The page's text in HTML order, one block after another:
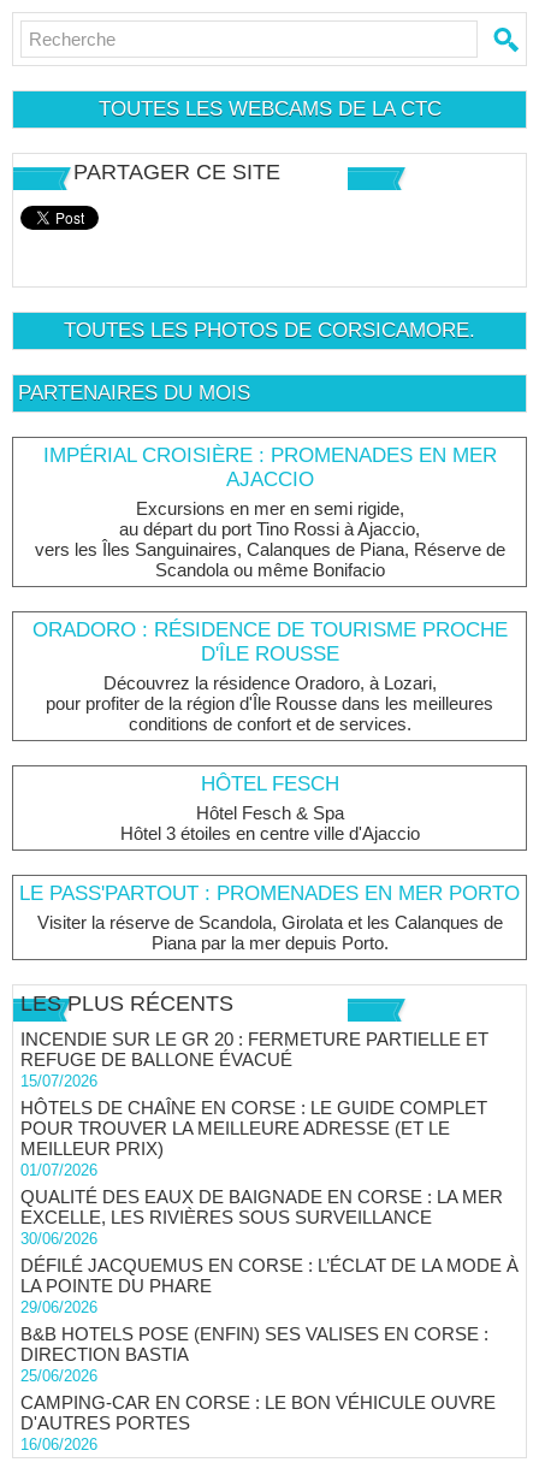
TOUTES LES WEBCAMS DE LA CTC
PARTAGER CE SITE
TOUTES LES PHOTOS DE CORSICAMORE.
PARTENAIRES DU MOIS
IMPÉRIAL CROISIÈRE : PROMENADES EN MER
AJACCIO
Excursions en mer en semi rigide,
au départ du port Tino Rossi à Ajaccio,
vers les Îles Sanguinaires, Calanques de Piana, Réserve de
Scandola ou même Bonifacio
ORADORO : RÉSIDENCE DE TOURISME PROCHE
D'ÎLE ROUSSE
Découvrez la résidence Oradoro, à Lozari,
pour profiter de la région d'Île Rousse dans les meilleures
conditions de confort et de services.
HÔTEL FESCH
Hôtel Fesch & Spa
Hôtel 3 étoiles en centre ville d'Ajaccio
LE PASS'PARTOUT : PROMENADES EN MER PORTO
Visiter la réserve de Scandola, Girolata et les Calanques de
Piana par la mer depuis Porto.
LES PLUS RÉCENTS
INCENDIE SUR LE GR 20 : FERMETURE PARTIELLE ET
REFUGE DE BALLONE ÉVACUÉ
15/07/2026
HÔTELS DE CHAÎNE EN CORSE : LE GUIDE COMPLET
POUR TROUVER LA MEILLEURE ADRESSE (ET LE
MEILLEUR PRIX)
01/07/2026
QUALITÉ DES EAUX DE BAIGNADE EN CORSE : LA MER
EXCELLE, LES RIVIÈRES SOUS SURVEILLANCE
30/06/2026
DÉFILÉ JACQUEMUS EN CORSE : L’ÉCLAT DE LA MODE À
LA POINTE DU PHARE
29/06/2026
B&B HOTELS POSE (ENFIN) SES VALISES EN CORSE :
DIRECTION BASTIA
25/06/2026
CAMPING-CAR EN CORSE : LE BON VÉHICULE OUVRE
D'AUTRES PORTES
16/06/2026